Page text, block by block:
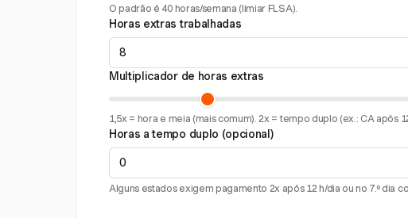
O padrão é 40 horas/semana (limiar FLSA).
Horas extras trabalhadas
Multiplicador de horas extras
1,5x = hora e meia (mais comum). 2x = tempo duplo (ex.: CA após
Horas a tempo duplo (opcional)
Alguns estados exigem pagamento 2x após 12 h/dia ou no 7.º dia